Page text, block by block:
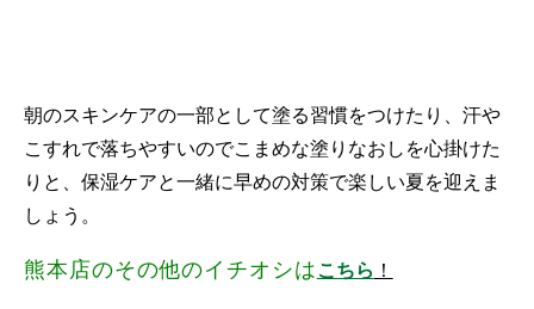
朝のスキンケアの一部として塗る習慣をつけたり、汗や
こすれで落ちやすいのでこまめな塗りなおしを心掛けた
りと、保湿ケアと一緒に早めの対策で楽しい夏を迎えま
しょう。
熊本店のその他のイチオシはこちら ！